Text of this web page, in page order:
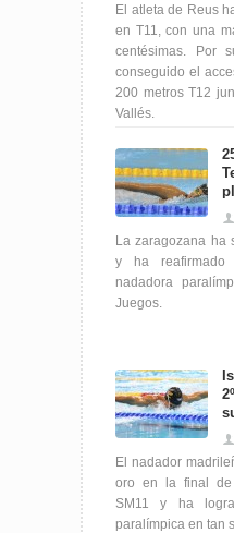
El atleta de Reus
en T11, con una
centésimas. Por
conseguido el
200 metros T12
Vallés.
La zaragozana ha
y ha reafirmado
nadadora
Juegos.
El nadador
oro en la final de
SM11 y ha
paralímpica en tan